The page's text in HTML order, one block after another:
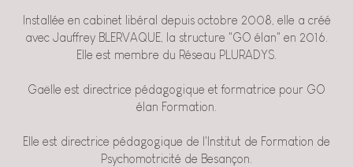
Installée en cabinet libéral depuis octobre 2008, elle a créé
avec Jauffrey BLERVAQUE, la structure "GO élan" en 2016.
Elle est membre du Réseau PLURADYS.
Gaëlle est directrice pédagogique et formatrice pour GO
élan Formation.
Elle est directrice pédagogique de l'Institut de Formation de
Psychomotricité de Besançon.